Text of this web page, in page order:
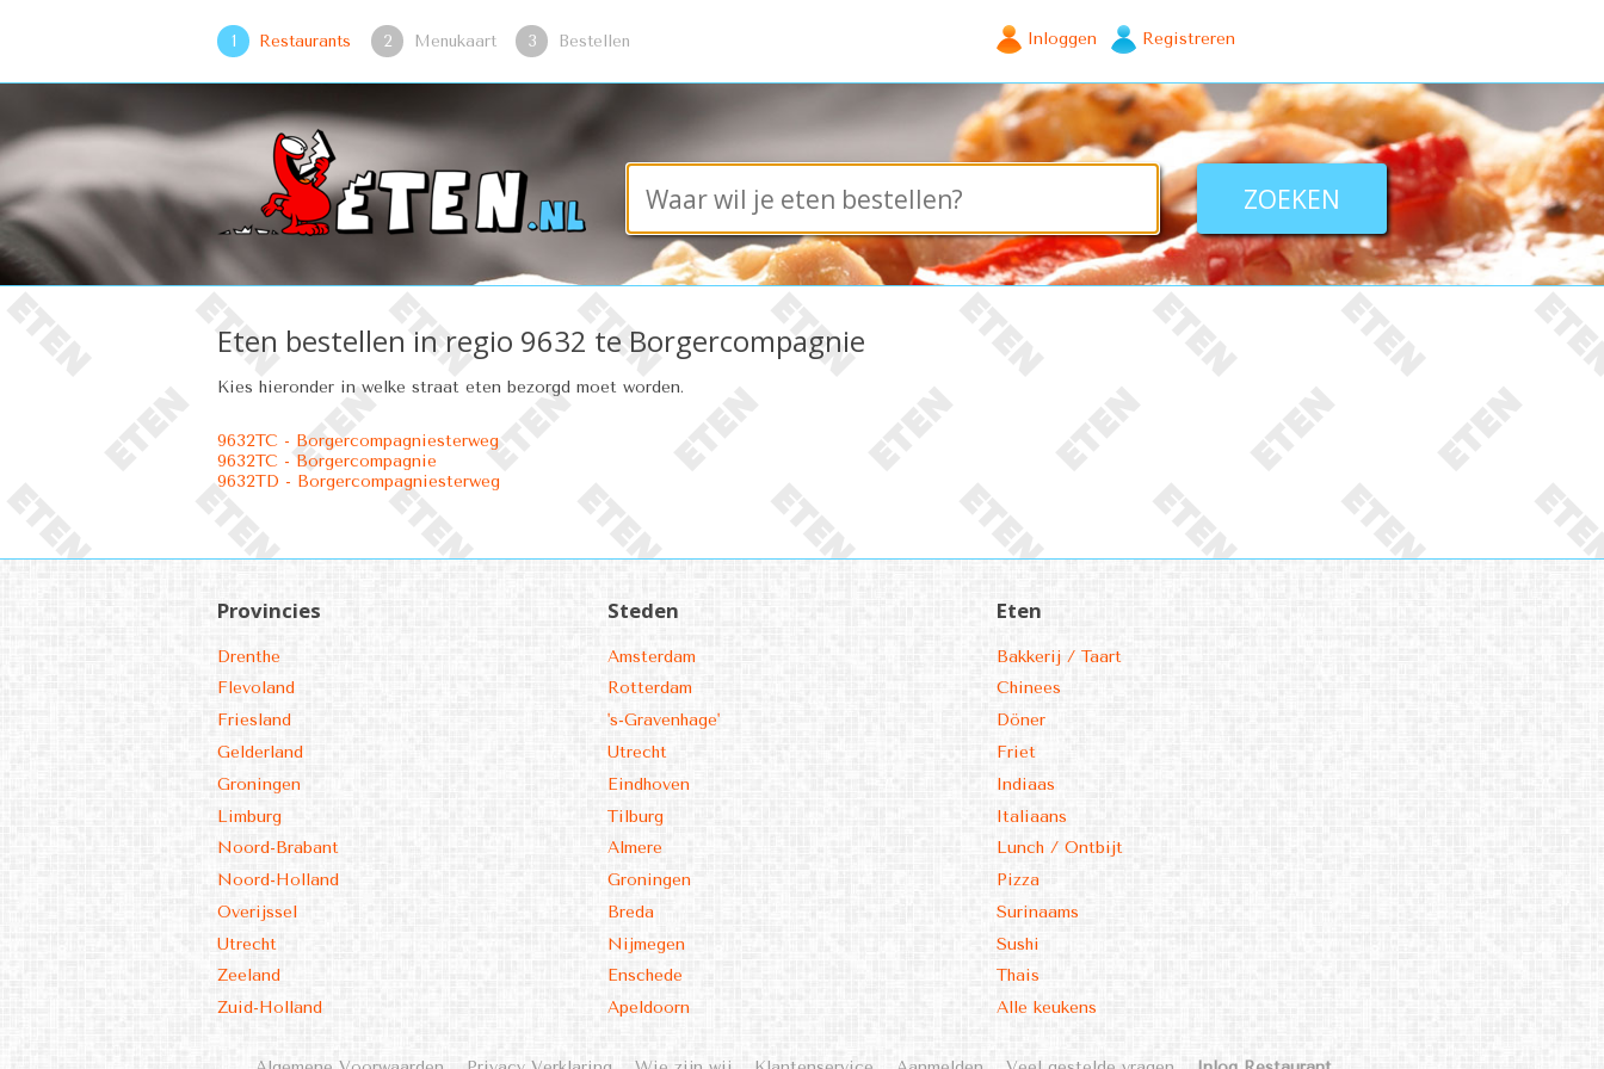
1 Restaurants 2 Menukaart 3 Bestellen Inloggen Registreren
Eten bestellen in regio 9632 te Borgercompagnie
Kies hieronder in welke straat eten bezorgd moet worden.
9632TC - Borgercompagniesterweg
9632TC - Borgercompagnie
9632TD - Borgercompagniesterweg
Provincies
Drenthe
Flevoland
Friesland
Gelderland
Groningen
Limburg
Noord-Brabant
Noord-Holland
Overijssel
Utrecht
Zeeland
Zuid-Holland
Steden
Amsterdam
Rotterdam
's-Gravenhage'
Utrecht
Eindhoven
Tilburg
Almere
Groningen
Breda
Nijmegen
Enschede
Apeldoorn
Eten
Bakkerij / Taart
Chinees
Döner
Friet
Indiaas
Italiaans
Lunch / Ontbijt
Pizza
Surinaams
Sushi
Thais
Alle keukens